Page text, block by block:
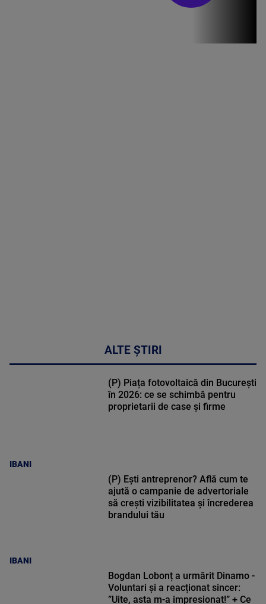
ALTE ȘTIRI
IBANI
(P) Piața fotovoltaică din București
în 2026: ce se schimbă pentru
proprietarii de case și firme
IBANI
(P) Ești antreprenor? Află cum te
ajută o campanie de advertoriale
să crești vizibilitatea și încrederea
brandului tău
Bogdan Lobonț a urmărit Dinamo -
Voluntari și a reacționat sincer:
”Uite, asta m-a impresionat!” + Ce